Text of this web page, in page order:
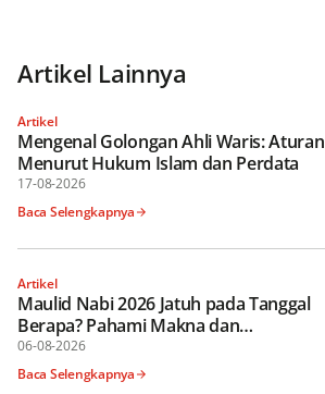
Artikel Lainnya
Artikel
Mengenal Golongan Ahli Waris: Aturan
Menurut Hukum Islam dan Perdata
17-08-2026
Baca Selengkapnya
Artikel
Maulid Nabi 2026 Jatuh pada Tanggal
Berapa? Pahami Makna dan
Keutamaannya
06-08-2026
Baca Selengkapnya